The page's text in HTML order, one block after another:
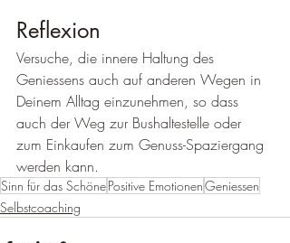
Reflexion
Versuche, die innere Haltung des
Geniessens auch auf anderen Wegen in
Deinem Alltag einzunehmen, so dass
auch der Weg zur Bushaltestelle oder
zum Einkaufen zum Genuss-Spaziergang
werden kann.
Sinn für das SchönePositive EmotionenGeniessen
Selbstcoaching